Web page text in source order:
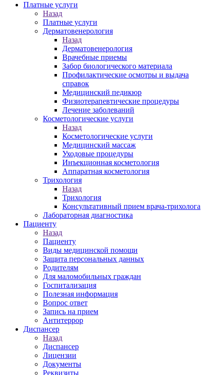
Платные услуги
Назад
Платные услуги
Дерматовенерология
Назад
Дерматовенерология
Врачебные приемы
Забор биологического материала
Профилактические осмотры и выдача
справок
Медицинский педикюр
Физиотерапевтические процедуры
Лечение заболеваний
Косметологические услуги
Назад
Косметологические услуги
Медицинский массаж
Уходовые процедуры
Инъекционная косметология
Аппаратная косметология
Трихология
Назад
Трихология
Консультативный прием врача-трихолога
Лабораторная диагностика
Пациенту
Назад
Пациенту
Виды медицинской помощи
Защита персональных данных
Родителям
Для маломобильных граждан
Госпитализация
Полезная информация
Вопрос ответ
Запись на прием
Антитеррор
Диспансер
Назад
Диспансер
Лицензии
Документы
Реквизиты